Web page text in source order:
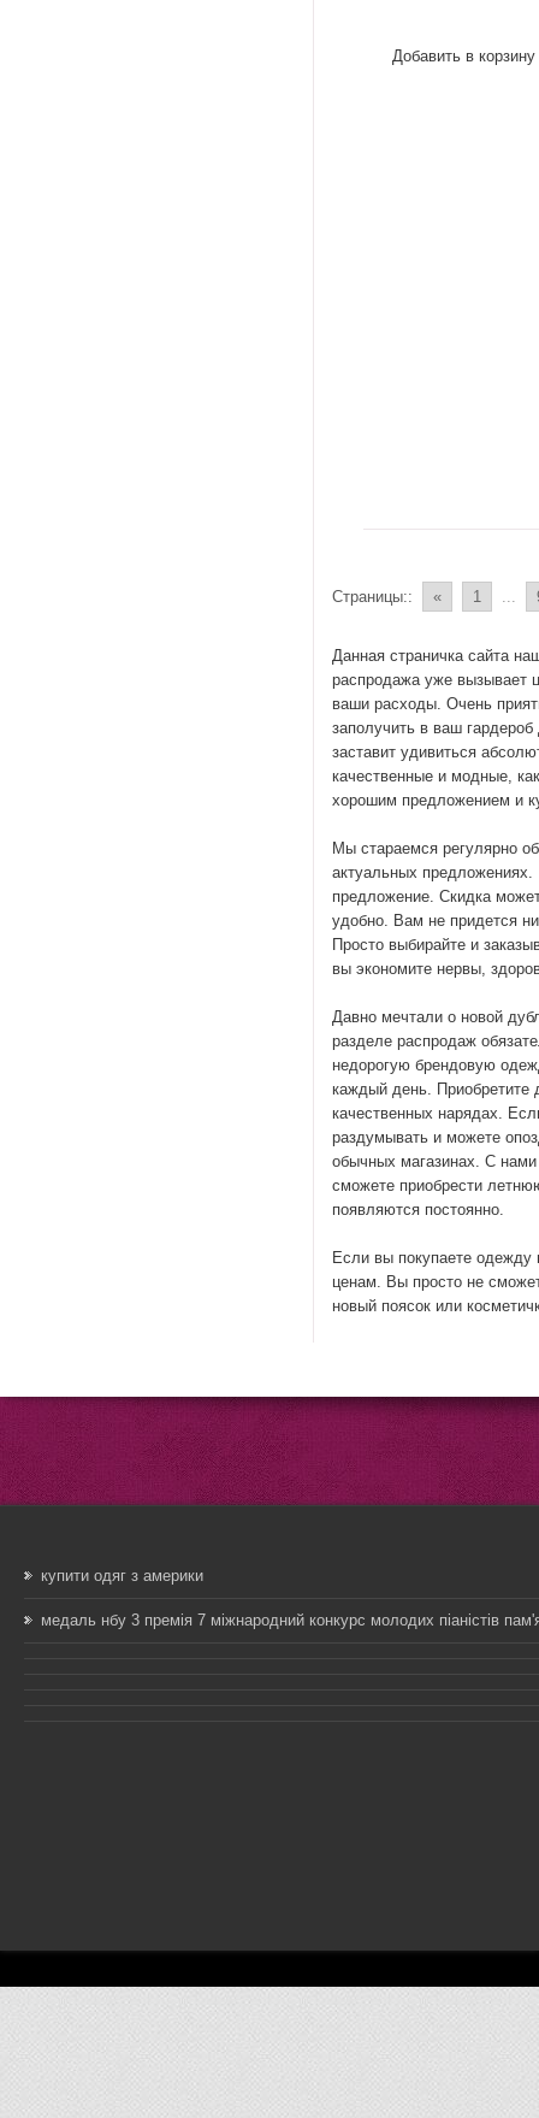
Добавить в корзину
Страницы:: « 1 ...
Данная страничка сайта
распродажа уже вызывает
ваши расходы. Очень
заполучить в ваш
заставит удивиться
качественные и модные,
хорошим предложением и
Мы стараемся регулярно
актуальных
предложение. Скидка
удобно. Вам не придется
Просто выбирайте и
вы экономите нервы,
Давно мечтали о новой
разделе распродаж
недорогую брендовую
каждый день. Приобретите
качественных нарядах.
раздумывать и можете
обычных магазинах. С
сможете приобрести
появляются постоянно.
Если вы покупаете одежду
ценам. Вы просто не
новый поясок или
купити одяг з америки
медаль нбу 3 премія 7 міжнародний конкурс молодих піаністів